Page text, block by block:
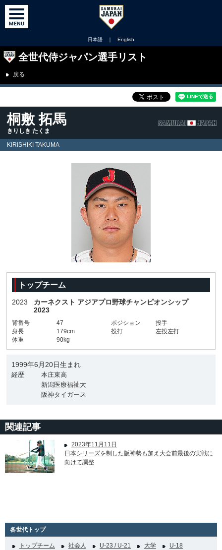
日本語 ｜ English
全世代侍ジャパン選手リスト
戻る
桐敷 拓馬
きりしき たくま
KIRISHIKI TAKUMA
トップチーム
2023
カーネクスト アジアプロ野球チャンピオンシップ
2023
背番号 47 ポジション
投手
身長
179cm 投打
左投左打
体重
90kg
1999年6月20日生まれ
経歴
本庄東高
新潟医療福祉大
阪神タイガース
関連記事
2023年11月11日
日本シリーズを制した阪神勢も加え大会前最後の実戦に
向けて調整
各世代トップ
トップチーム 社会人 U-23 / U-21 大学
U-18